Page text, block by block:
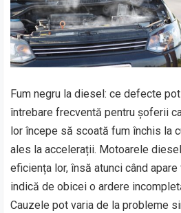
Fum negru la diesel: ce defecte
întrebare frecventă pentru șoferii
lor începe să scoată fum închis la
ales la accelerații. Motoarele
eficiența lor, însă atunci când
indică de obicei o ardere
Cauzele pot varia de la probleme